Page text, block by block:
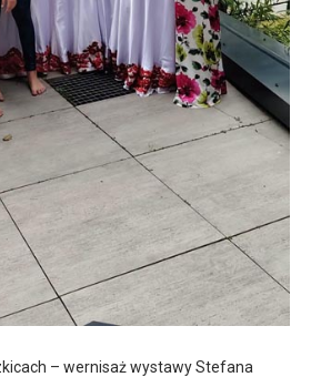
– wernisaż wystawy Stefana